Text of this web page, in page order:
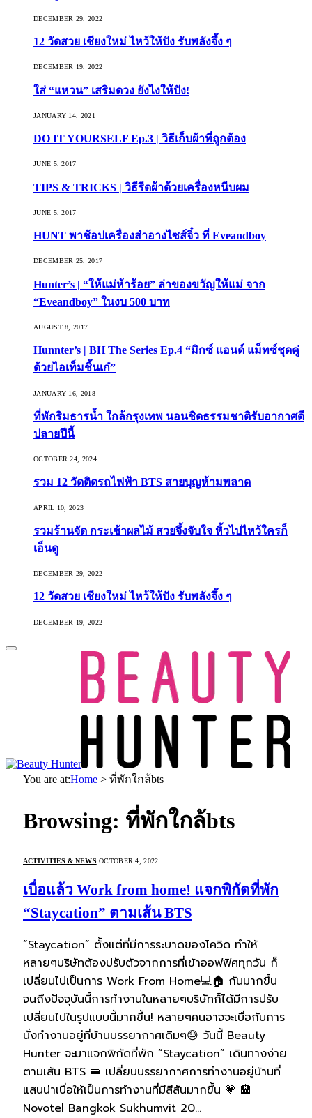
DECEMBER 29, 2022
12 วัดสวย เชียงใหม่ ไหว้ให้ปัง รับพลังจึ้ง ๆ
DECEMBER 19, 2022
ใส่ “แหวน” เสริมดวง ยังไงให้ปัง!
JANUARY 14, 2021
DO IT YOURSELF Ep.3 | วิธีเก็บผ้าที่ถูกต้อง
JUNE 5, 2017
TIPS & TRICKS | วิธีรีดผ้าด้วยเครื่องหนีบผม
JUNE 5, 2017
HUNT พาช้อปเครื่องสำอางไซส์จิ๋ว ที่ Eveandboy
DECEMBER 25, 2017
Hunter’s | “ให้แม่ห้าร้อย” ล่าของขวัญให้แม่ จาก
“Eveandboy” ในงบ 500 บาท
AUGUST 8, 2017
Hunnter’s | BH The Series Ep.4 “มิกซ์ แอนด์ แม็ทซ์ชุดคู่
ด้วยไอเท็มชิ้นเก๋”
JANUARY 16, 2018
ที่พักริมธารน้ำ ใกล้กรุงเทพ นอนชิดธรรมชาติรับอากาศดี
ปลายปีนี้
OCTOBER 24, 2024
รวม 12 วัดติดรถไฟฟ้า BTS สายบุญห้ามพลาด
APRIL 10, 2023
รวมร้านจัด กระเช้าผลไม้ สวยจึ้งจับใจ หิ้วไปไหว้ใครก็
เอ็นดู
DECEMBER 29, 2022
12 วัดสวย เชียงใหม่ ไหว้ให้ปัง รับพลังจึ้ง ๆ
DECEMBER 19, 2022
You are at:Home > ที่พักใกล้bts
Browsing: ที่พักใกล้bts
ACTIVITIES & NEWS OCTOBER 4, 2022
เบื่อแล้ว Work from home! แจกพิกัดที่พัก
“Staycation” ตามเส้น BTS
“Staycation” ตั้งแต่ที่มีการระบาดของโควิด ทำให้
หลายๆบริษัทต้องปรับตัวจากการที่เข้าออฟฟิศทุกวัน ก็
เปลี่ยนไปเป็นการ Work From Home💻🏠 กันมากขึ้น
จนถึงปัจจุบันนี้การทำงานในหลายๆบริษัทก็ได้มีการปรับ
เปลี่ยนไปในรูปแบบนี้มากขึ้น! หลายๆคนอาจจะเบื่อกับการ
นั่งทำงานอยู่ที่บ้านบรรยากาศเดิมๆ😓 วันนี้ Beauty
Hunter จะมาแจกพิกัดที่พัก “Staycation” เดินทางง่าย
ตามเส้น BTS 🚝 เปลี่ยนบรรยากาศการทำงานอยู่บ้านที่
แสนน่าเบื่อให้เป็นการทำงานที่มีสีสันมากขึ้น 💗 🏨
Novotel Bangkok Sukhumvit 20…